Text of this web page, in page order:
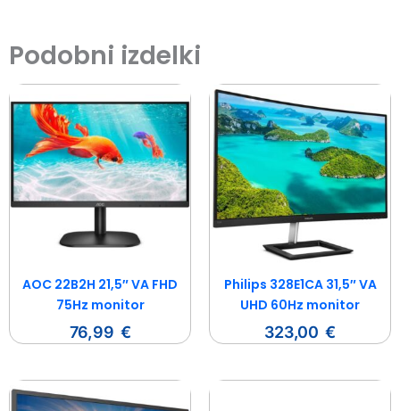
Podobni izdelki
AOC 22B2H 21,5″ VA FHD
75Hz monitor
76,99 €
Philips 328E1CA 31,5″ VA
UHD 60Hz monitor
323,00 €